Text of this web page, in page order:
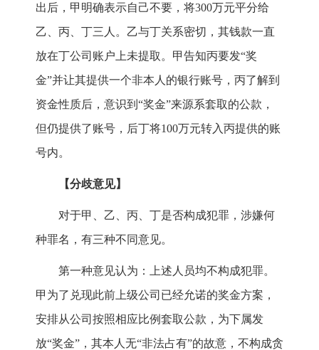
出后，甲明确表示自己不要，将300万元平分给
乙、丙、丁三人。乙与丁关系密切，其钱款一直
放在丁公司账户上未提取。甲告知丙要发“奖
金”并让其提供一个非本人的银行账号，丙了解到
资金性质后，意识到“奖金”来源系套取的公款，
但仍提供了账号，后丁将100万元转入丙提供的账
号内。
【分歧意见】
对于甲、乙、丙、丁是否构成犯罪，涉嫌何
种罪名，有三种不同意见。
第一种意见认为：上述人员均不构成犯罪。
甲为了兑现此前上级公司已经允诺的奖金方案，
安排从公司按照相应比例套取公款，为下属发
放“奖金”，其本人无“非法占有”的故意，不构成贪